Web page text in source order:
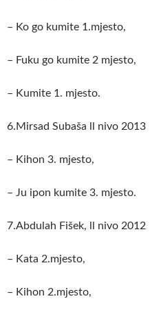
– Ko go kumite 1.mjesto,
– Fuku go kumite 2 mjesto,
– Kumite 1. mjesto.
6.Mirsad Subaša ll nivo 2013
– Kihon 3. mjesto,
– Ju ipon kumite 3. mjesto.
7.Abdulah Fišek, ll nivo 2012
– Kata 2.mjesto,
– Kihon 2.mjesto,